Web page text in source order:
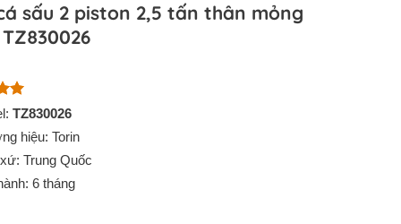
sấu 2 piston 2,5 tấn thân mỏng
5
TZ830026
hiệu: Torin
Trung Quốc
6 tháng